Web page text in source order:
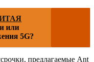
или
5G?
предлагаемые Ant